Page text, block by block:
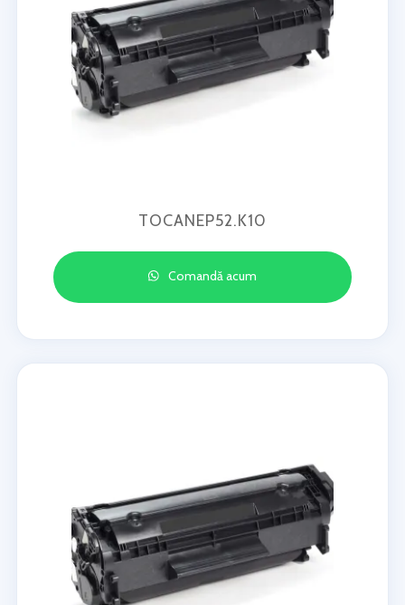
TOCANEP52.K10
Comandă acum